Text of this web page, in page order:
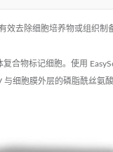
去除细胞培养物或组织
合物标记细胞。使用
细胞膜外层的磷脂酰丝氨酸